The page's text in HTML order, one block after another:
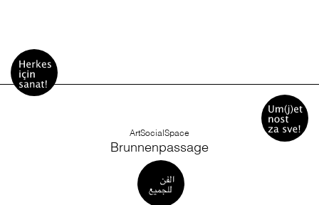
ArtSocialSpace
Brunnenpassage